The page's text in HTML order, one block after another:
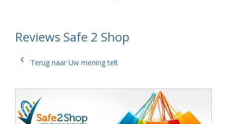
Reviews Safe 2 Shop
Terug naar Uw mening telt